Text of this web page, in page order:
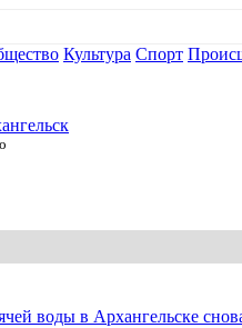
Культура Спорт
o
воды в Архангельске